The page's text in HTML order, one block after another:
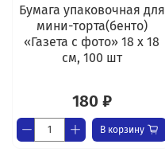
Бумага упаковочная для
мини-торта(бенто)
«Газета с фото» 18 х 18
см, 100 шт
180 ₽
В корзину